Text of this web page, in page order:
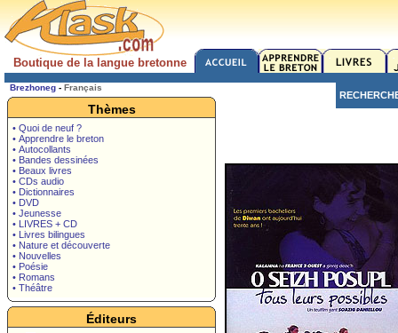
Boutique de la langue bretonne
Brezhoneg - Français
Thèmes
• Quoi de neuf ?
• Apprendre le breton
• Autocollants
• Bandes dessinées
• Beaux livres
• CDs audio
• Dictionnaires
• DVD
• Jeunesse
• LIVRES + CD
• Livres bilingues
• Nature et découverte
• Nouvelles
• Poésie
• Romans
• Théâtre
Éditeurs